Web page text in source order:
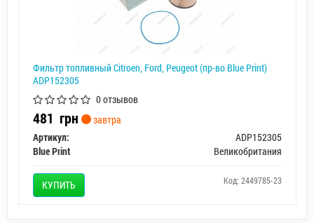
Фильтр топливный Citroen, Ford, Peugeot (пр-во Blue Print)
ADP152305
0 отзывов
481 грн
завтра
Артикул:
ADP152305
Blue Print
Великобритания
КУПИТЬ Код: 2449785-23